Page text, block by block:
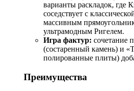
варианты раскладок, где
соседствует с
массивным
ультрамодным Ригелем.
Игра фактур: сочетание
(состаренный камень) и
полированные плиты)
Преимущества